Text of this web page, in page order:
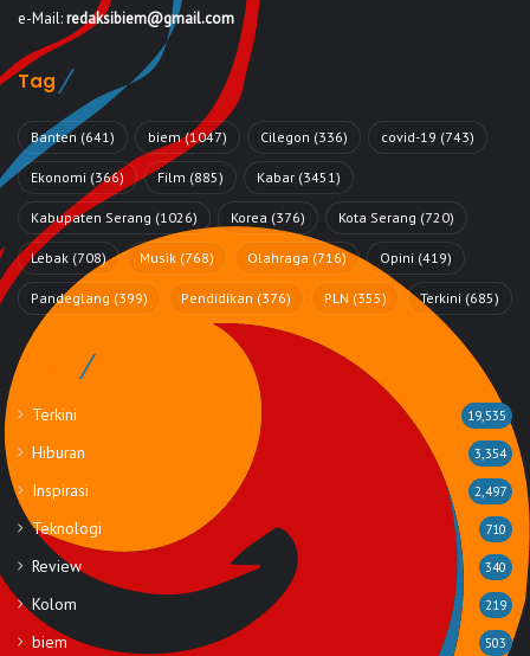
e-Mail:redaksibiem@gmail.com
Tag
Banten (641) biem(1047) Cilegon (336) covid-19 (743)
Ekonomi (366) Film (885) Kabar (3451)
Kabupaten Serang (1026) Korea (376) Kota Serang (720)
Lebak (708) Musik (768) Olahraga (716) Opini (419)
Pandeglang (399) Pendidikan (376) PLN (355) Terkini (685)
Rubrik
Terkini 19,535
Hiburan 3,354
Inspirasi 2,497
Teknologi 710
Review 340
Kolom 219
biem 503